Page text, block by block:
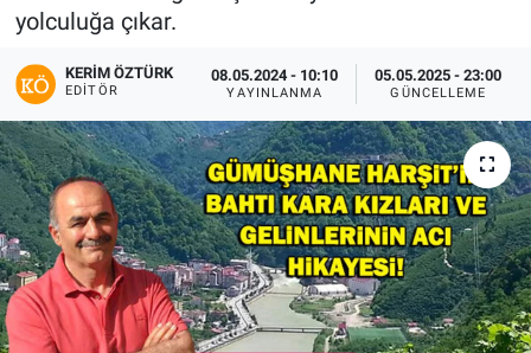
yolculuğa çıkar.
KERIM ÖZTÜRK
EDITÖR
08.05.2024 - 10:10
YAYINLANMA
05.05.2025 - 23:00
GÜNCELLEME